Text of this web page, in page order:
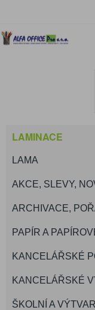
LAMINACE
LAMA
AKCE, SLEVY,
ARCHIVACE,
PAPÍR A
KANCELÁŘSKÉ
KANCELÁŘSKÉ
ŠKOLNÍ A